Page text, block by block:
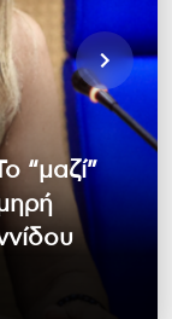
“μαζί”